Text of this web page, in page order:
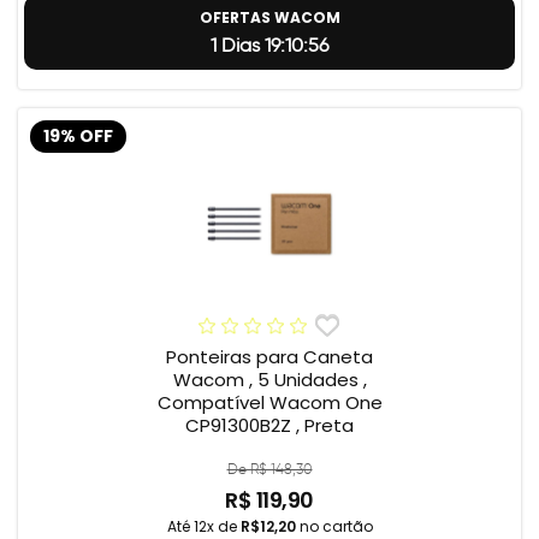
OFERTAS WACOM
1 Dias 19:10:55
19% OFF
Ponteiras para Caneta
Wacom , 5 Unidades ,
Compatível Wacom One
CP91300B2Z , Preta
De R$ 148,30
R$ 119,90
Até 12x de R$12,20no cartão